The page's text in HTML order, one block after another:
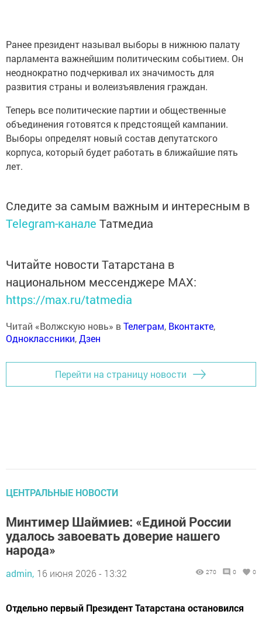
Ранее президент называл выборы в нижнюю палату
парламента важнейшим политическим событием. Он
неоднократно подчеркивал их значимость для
развития страны и волеизъявления граждан.
Теперь все политические партии и общественные
объединения готовятся к предстоящей кампании.
Выборы определят новый состав депутатского
корпуса, который будет работать в ближайшие пять
лет.
Следите за самым важным и интересным в
Telegram-канале Татмедиа
Читайте новости Татарстана в
национальном мессенджере MАХ:
https://max.ru/tatmedia
Читай «Волжскую новь» вТелеграм, Вконтакте,
Одноклассники,Дзен
Перейти на страницу новости
ЦЕНТРАЛЬНЫЕ НОВОСТИ
Минтимер Шаймиев: «Единой России
удалось завоевать доверие нашего
народа»
admin, 16 июня 2026 - 13:32 270 0 0
Отдельно первый Президент Татарстана остановился